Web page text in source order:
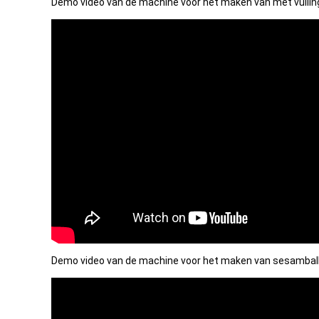
Demo video van de machine voor het maken van